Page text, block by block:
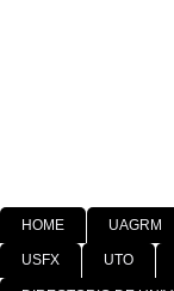
HOME UAGRM
USFX UTO